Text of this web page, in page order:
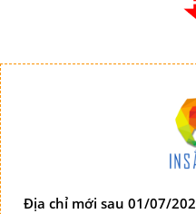
Địa chỉ mới sau 01/07/